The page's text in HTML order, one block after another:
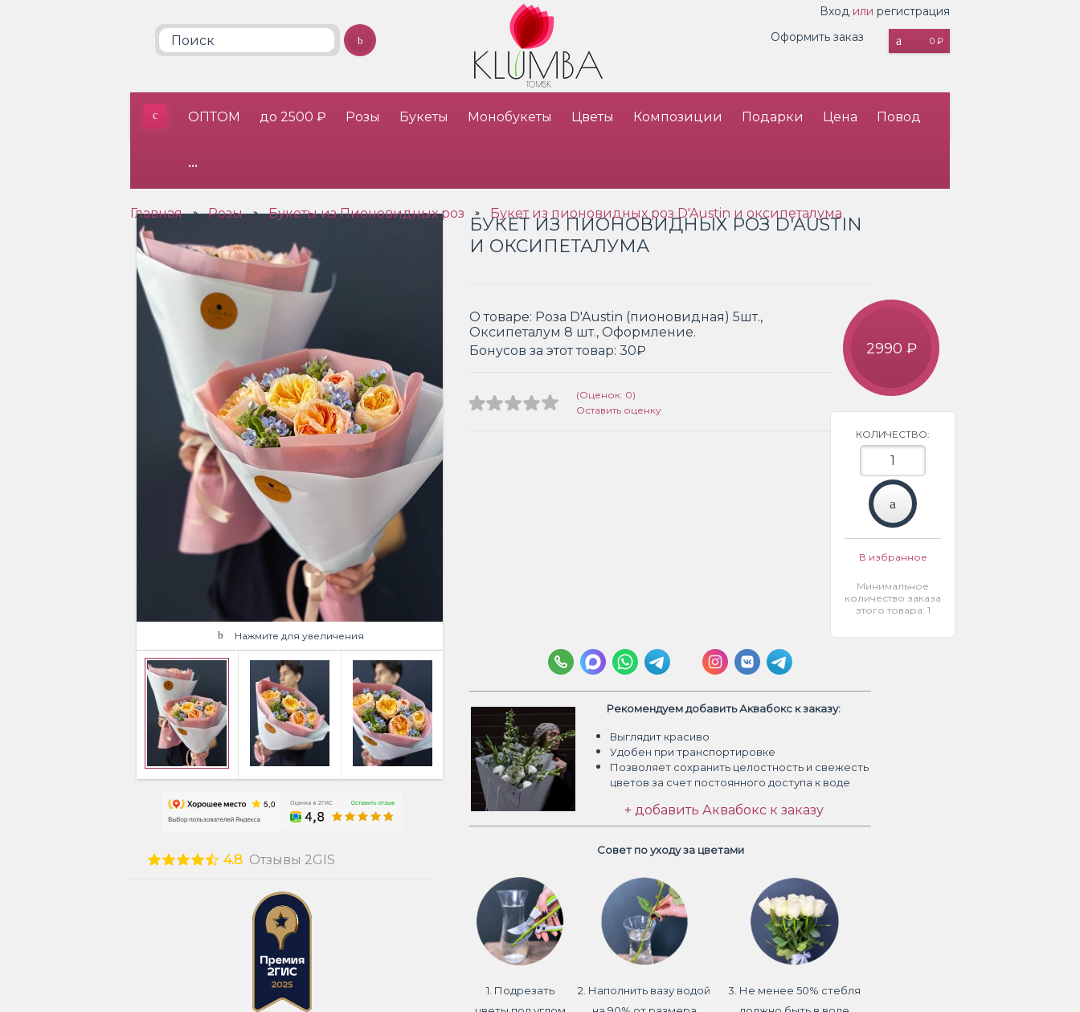
Вход или регистрация
0 ₽
Оформить заказ
ОПТОМ до 2500 ₽ Розы Букеты Монобукеты Цветы Композиции Подарки Цена Повод
•••
Главная » Розы » Букеты из Пионовидных роз » Букет из пионовидных роз D'Austin и оксипеталума
Нажмите для увеличения
4.8 Отзывы 2GIS
БУКЕТ ИЗ ПИОНОВИДНЫХ РОЗ D'AUSTIN
И ОКСИПЕТАЛУМА
О товаре: Роза D'Austin (пионовидная) 5шт.,
Оксипеталум 8 шт., Оформление.
Бонусов за этот товар: 30₽
(Оценок: 0)
Оставить оценку
2990 ₽
КОЛИЧЕСТВО:
В избранное
Минимальное
количество заказа
этого товара: 1
Рекомендуем добавить Аквабокс к заказу:
Выглядит красиво
Удобен при транспортировке
Позволяет сохранить целостность и свежесть
цветов за счет постоянного доступа к воде
+ добавить Аквабокс к заказу
Совет по уходу за цветами
1. Подрезать
2. Наполнить вазу водой
3. Не менее 50% стебля